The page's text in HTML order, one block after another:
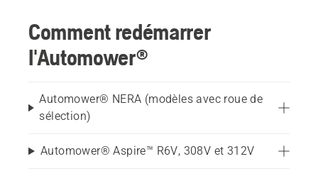
Comment redémarrer
l'Automower®
Automower® NERA (modèles avec roue de
sélection)
Automower® Aspire™ R6V, 308V et 312V